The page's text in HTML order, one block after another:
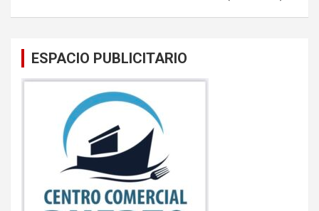
ESPACIO PUBLICITARIO